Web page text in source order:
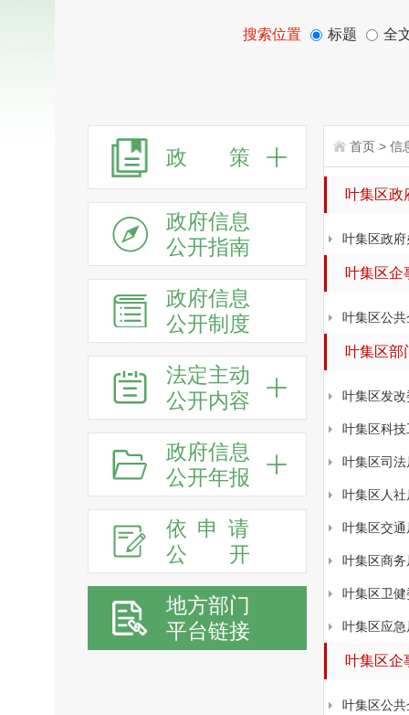
搜索位置 标题 全
政 策
政府信息
公开指南
政府信息
公开制度
法定主动
公开内容
政府信息
公开年报
依申请
公
开
地方部门
平台链接
首页 > 信
叶集区政
叶集区政府
叶集区企
叶集区公
叶集区
叶集区发改
叶集区科
叶集区司法
叶集区人社
叶集区交通
叶集区商务
叶集区卫健
叶集区应急
叶集区企
叶集区公